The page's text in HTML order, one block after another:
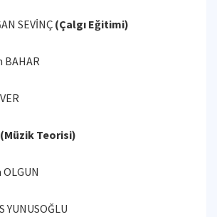
SEVİNÇ (Çalgı Eğitimi)
BAHAR
(Müzik Teorisi)
OLGUN
YUNUSOĞLU